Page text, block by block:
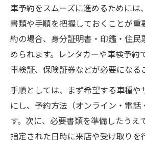
車予約情報の確認で手続
複数店の車予約比較で満
車を予約する際に知っておき
車予約時のトラブルを未
キャンセル対応など車予
車種選択や日程調整時の
車予約に必要な確認事項
予約内容変更時に気をつ
車予約をスムーズに進めるためには
書類や手順を把握しておくことが重
約の場合、身分証明書・印鑑・住民
められます。レンタカーや車検予約
車検証、保険証券などが必要になる
手順としては、まず希望する車種や
にし、予約方法（オンライン・電話
す。次に、必要書類を準備したうえ
指定された日時に来店や受け取りを